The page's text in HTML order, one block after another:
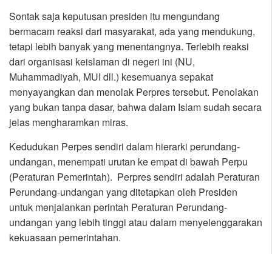
Sontak saja keputusan presiden itu mengundang
bermacam reaksi dari masyarakat, ada yang mendukung,
tetapi lebih banyak yang menentangnya. Terlebih reaksi
dari organisasi keislaman di negeri ini (NU,
Muhammadiyah, MUI dll.) kesemuanya sepakat
menyayangkan dan menolak Perpres tersebut. Penolakan
yang bukan tanpa dasar, bahwa dalam Islam sudah secara
jelas mengharamkan miras.
Kedudukan Perpes sendiri dalam hierarki perundang-
undangan, menempati urutan ke empat di bawah Perpu
(Peraturan Pemerintah). Perpres sendiri adalah Peraturan
Perundang-undangan yang ditetapkan oleh Presiden
untuk menjalankan perintah Peraturan Perundang-
undangan yang lebih tinggi atau dalam menyelenggarakan
kekuasaan pemerintahan.